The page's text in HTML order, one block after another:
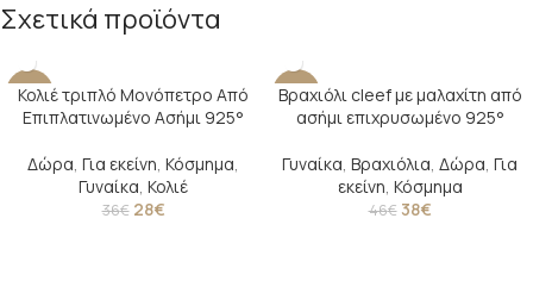
Σχετικά προϊόντα
-22%
Κολιέ τριπλό Μονόπετρο Από
Επιπλατινωμένο Ασήμι 925°
Δώρα, Για εκείνη, Κόσμημα,
Γυναίκα, Κολιέ
36€ 28€
-17%
Βραχιόλι cleef με μαλαχίτη από
ασήμι επιχρυσωμένο 925°
Γυναίκα, Βραχιόλια, Δώρα, Για
εκείνη, Κόσμημα
46€ 38€